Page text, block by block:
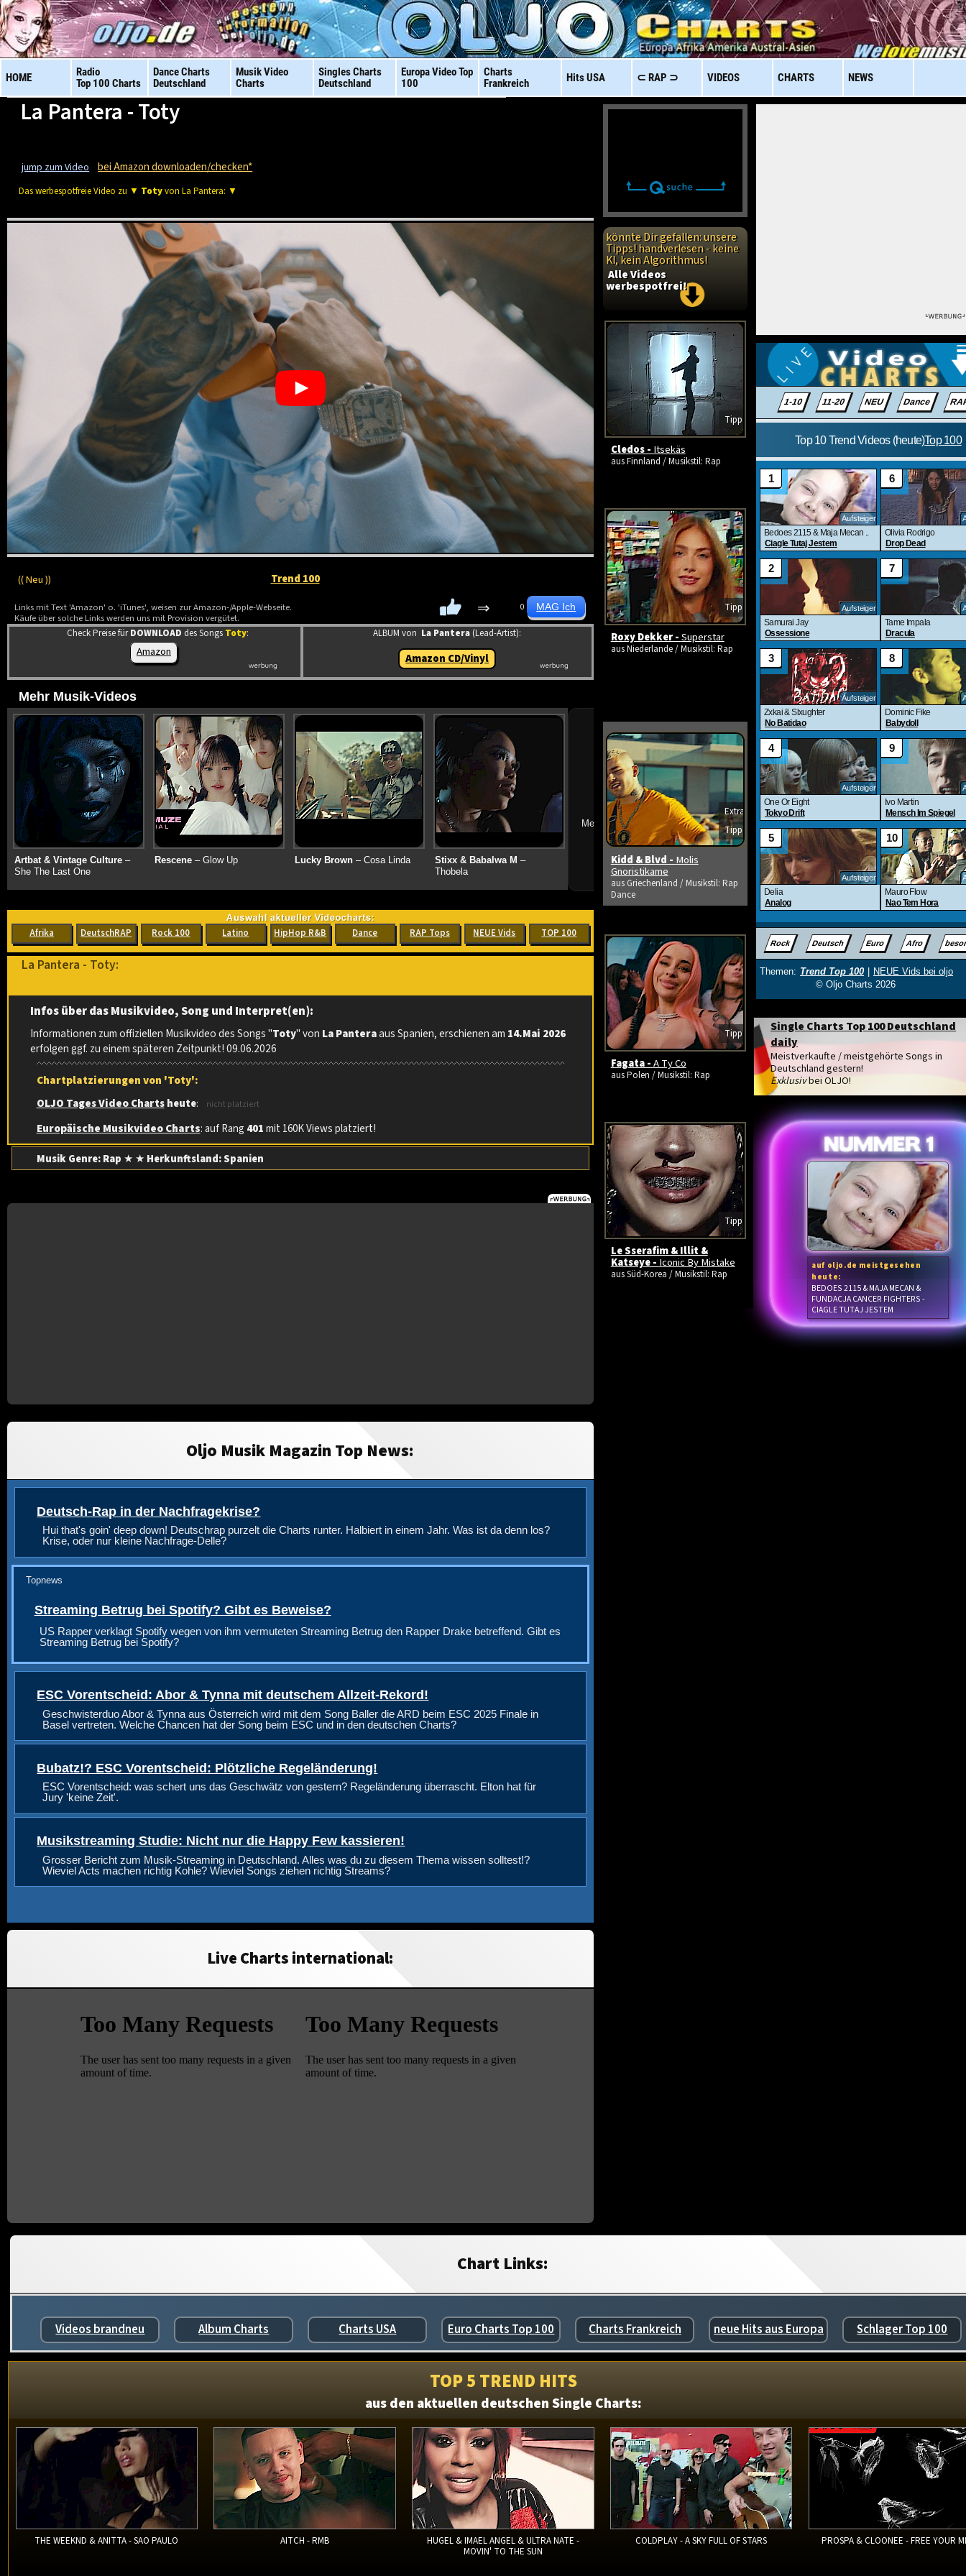
HOME
Radio
Top 100 Charts
Dance Charts
Deutschland
Musik Video
Charts
Singles Charts
Deutschland
Europa VideoTop
100
Charts
Frankreich
HitsUSA ⊂ RAP ⊃ VIDEOS CHARTS NEWS
La Pantera - Toty
jump zum Video bei Amazon downloaden/checken*
Das werbespotfreie Video zu ▼ Totyvon La Pantera: ▼
(( Neu )) Trend 100
Links mit Text 'Amazon' o. 'iTunes', weisen zur Amazon-/Apple-Webseite.
Käufe über solche Links werden uns mit Provision vergütet.
⇒ 0
Check Preise fürDOWNLOAD des Songs Toty:
Amazon
ALBUM von La Pantera (Lead-Artist):
Amazon CD/Vinyl
Mehr Musik-Videos
Artbat & Vintage Culture–
She The Last One
Rescene– Glow Up Lucky Brown– Cosa Linda Stixx & Babalwa M –
Thobela
➔
Mehr neue Vids ansehen
Afrika DeutschRAP Rock 100 Latino HipHop R&B Dance RAP Tops NEUE Vids TOP 100
La Pantera - Toty:
Infos über das Musikvideo, Song und Interpret(en):
Informationen zum offiziellen Musikvideo des Songs "Toty" von La Panteraaus Spanien, erschienen am 14.Mai 2026
erfolgen ggf. zu einem späteren Zeitpunkt! 09.06.2026
Chartplatzierungen von 'Toty':
OLJO Tages Video Charts heute: nicht platziert
Europäische Musikvideo Charts: auf Rang 401mit 160K Views platziert!
Musik Genre: Rap ★ ★ Herkunftsland:Spanien
Oljo Musik Magazin Top News:
Deutsch-Rap in der Nachfragekrise?
Hui that's goin' deep down! Deutschrap purzelt die Charts runter. Halbiert in einem Jahr. Was ist da denn los?
Krise, oder nur kleine Nachfrage-Delle?
Topnews
Streaming Betrug bei Spotify? Gibt es Beweise?
US Rapper verklagt Spotify wegen von ihm vermuteten Streaming Betrug den Rapper Drake betreffend. Gibt es
Streaming Betrug bei Spotify?
ESC Vorentscheid: Abor & Tynna mit deutschem Allzeit-Rekord!
Geschwisterduo Abor & Tynna aus Österreich wird mit dem Song Baller die ARD beim ESC 2025 Finale in
Basel vertreten. Welche Chancen hat der Song beim ESC und in den deutschen Charts?
Bubatz!? ESC Vorentscheid: Plötzliche Regeländerung!
ESC Vorentscheid: was schert uns das Geschwätz von gestern? Regeländerung überrascht. Elton hat für
Jury 'keine Zeit'.
Musikstreaming Studie: Nicht nur die Happy Few kassieren!
Grosser Bericht zum Musik-Streaming in Deutschland. Alles was du zu diesem Thema wissen solltest!?
Wieviel Acts machen richtig Kohle? Wieviel Songs ziehen richtig Streams?
Live Charts international:
Single Charts Top 100 Deutschland
daily
Meistverkaufte / meistgehörte Songs in
Deutschland gestern!
Exklusivbei OLJO!
auf oljo.de meistgesehen
heute:
BEDOES 2115 & MAJA MECAN &
FUNDACJA CANCER FIGHTERS -
CIAGLE TUTAJ JESTEM
könnte Dir gefallen: unsere
Tipps! handverlesen - keine
KI, kein Algorithmus!
Alle Videos
werbespotfrei!
Tipp
Cledos - Itsekäs
aus Finnland / Musikstil: Rap
Tipp
Roxy Dekker -Superstar
aus Niederlande / Musikstil: Rap
Extra
Tipp
Kidd & Blvd - Molis
Gnoristikame
aus Griechenland / Musikstil: Rap
Dance
Tipp
Fagata -A Ty Co
aus Polen / Musikstil: Rap
Tipp
Le Sserafim & Illit &
Katseye - Iconic By Mistake
aus Süd-Korea / Musikstil: Rap
Chart Links:
Videos brandneu Album Charts Charts USA Euro Charts Top 100 Charts Frankreich neue Hits aus Europa Schlager Top 100
TOP 5 TREND HITS
aus den aktuellen deutschen Single Charts:
THE WEEKND & ANITTA - SAO PAULO AITCH - RMB
HUGEL & IMAEL ANGEL & ULTRA NATE -
MOVIN' TO THE SUN
COLDPLAY - A SKY FULL OF STARS PROSPA & CLOONEE - FREE YOUR